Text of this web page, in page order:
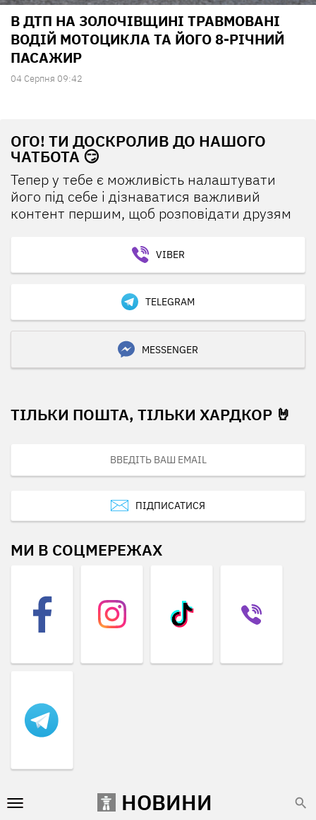
НОВИНИ
В ДТП НА ЗОЛОЧІВЩИНІ ТРАВМОВАНІ
ВОДІЙ МОТОЦИКЛА ТА ЙОГО 8-РІЧНИЙ
ПАСАЖИР
04 Серпня 09:42
ОГО! ТИ ДОСКРОЛИВ ДО НАШОГО
ЧАТБОТА 😏
Тепер у тебе є можливість налаштувати
його під себе і дізнаватися важливий
контент першим, щоб розповідати друзям
VIBER
TELEGRAM
MESSENGER
ТІЛЬКИ ПОШТА, ТІЛЬКИ ХАРДКОР 🤘
ПІДПИСАТИСЯ
МИ В СОЦМЕРЕЖАХ
Умови використання